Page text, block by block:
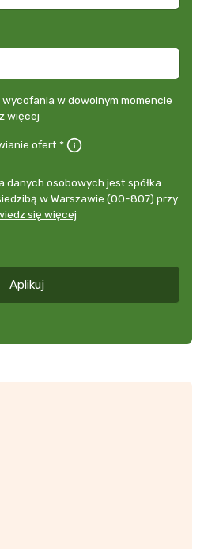
w dowolnym momencie
więcej
ofert *
osobowych jest spółka
w Warszawie (00-807) przy
się więcej
Aplikuj